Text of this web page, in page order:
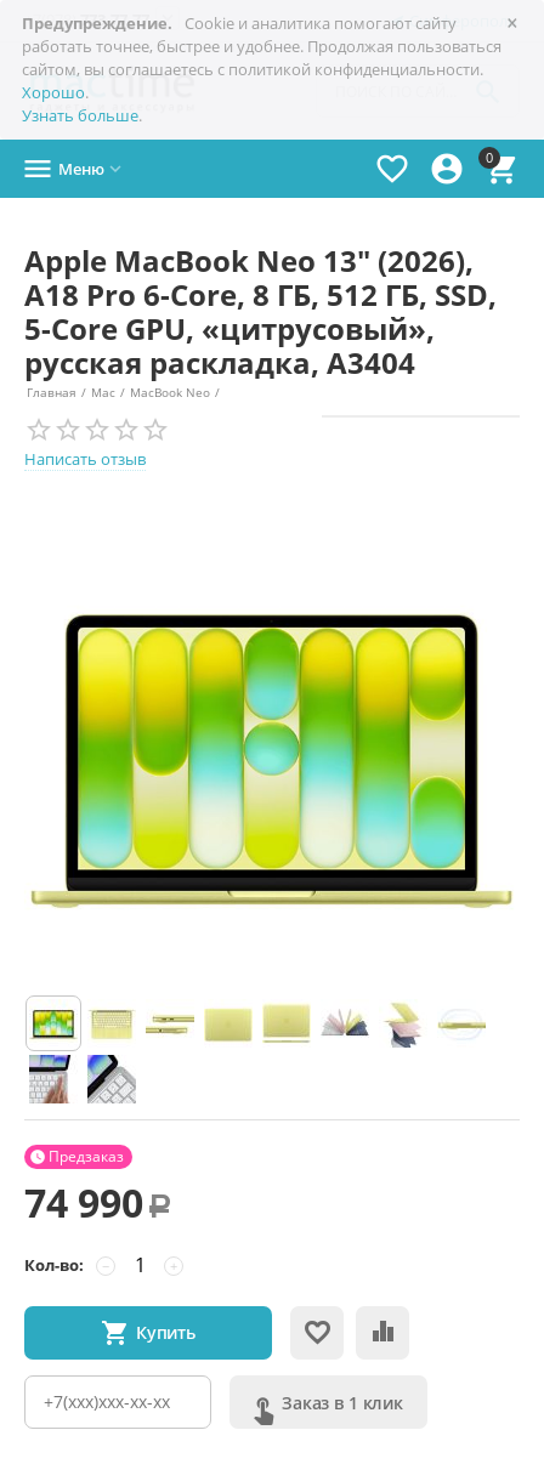
×
Предупреждение.
Cookie и аналитика помогают сайту
работать точнее, быстрее и удобнее. Продолжая пользоваться
сайтом, вы соглашаетесь с политикой конфиденциальности.
Хорошо.
Узнать больше.
Симферополь
+7(978)773-77-77 
0



 Меню 
Apple MacBook Neo 13" (2026),
A18 Pro 6-Core, 8 ГБ, 512 ГБ, SSD,
5-Core GPU, «цитрусовый»,
русская раскладка, A3404
Главная / Mac / MacBook Neo /
Написать отзыв
Предзаказ

74 990 Р
Кол-во: +
−
Купить
Заказ в 1 клик